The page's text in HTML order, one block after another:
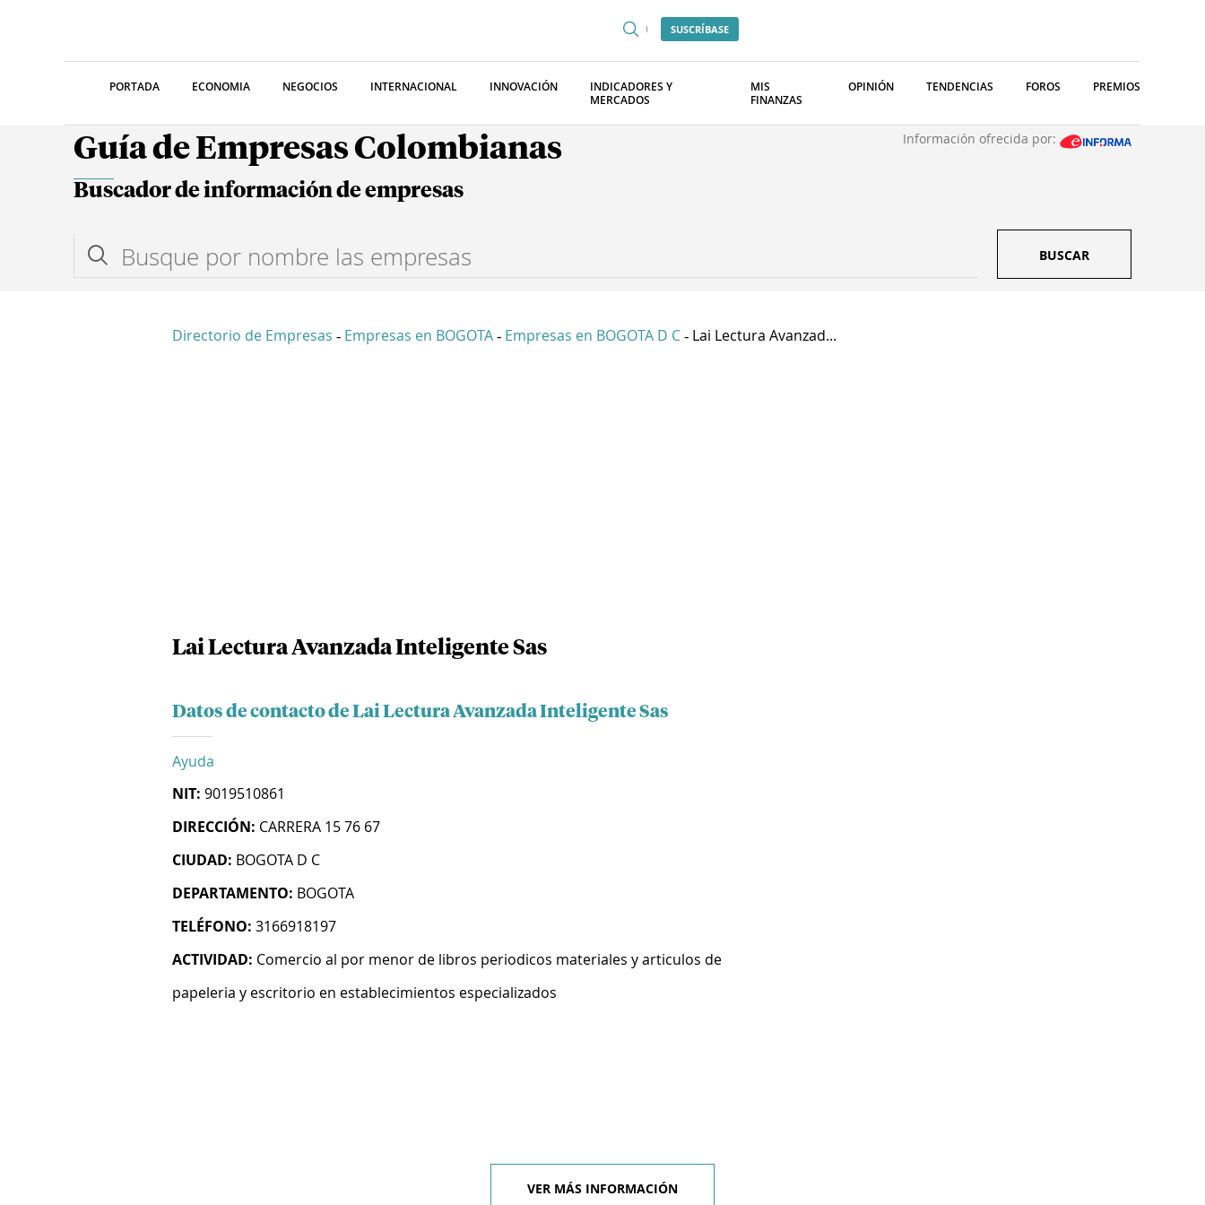
SUSCRÍBASE
PORTADA ECONOMIA NEGOCIOS INTERNACIONAL INNOVACIÓN
INDICADORES Y
MERCADOS
MIS
FINANZAS
OPINIÓN TENDENCIAS FOROS PREMIOS
Guía de Empresas Colombianas Información ofrecida por:
Buscador de información de empresas
BUSCAR
Directorio de Empresas - Empresas en BOGOTA - Empresas en BOGOTA D C - Lai Lectura Avanzad...
Lai Lectura Avanzada Inteligente Sas
Datos de contacto de Lai Lectura Avanzada Inteligente Sas
Ayuda
NIT: 9019510861
DIRECCIÓN: CARRERA 15 76 67
CIUDAD: BOGOTA D C
DEPARTAMENTO: BOGOTA
TELÉFONO: 3166918197
ACTIVIDAD: Comercio al por menor de libros periodicos materiales y articulos de
papeleria y escritorio en establecimientos especializados
VER MÁS INFORMACIÓN